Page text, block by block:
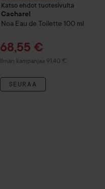
Katso ehdot tuotesivulta
Cacharel
Noa Eau de Toilette 100 ml
Tarjoushinta
68,55 €
Ilman kampanjaa 91,40 €
SEURAA